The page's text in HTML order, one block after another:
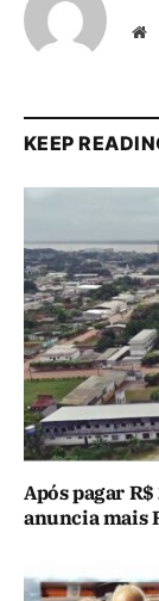
KEEP
Após pagar
anuncia mais